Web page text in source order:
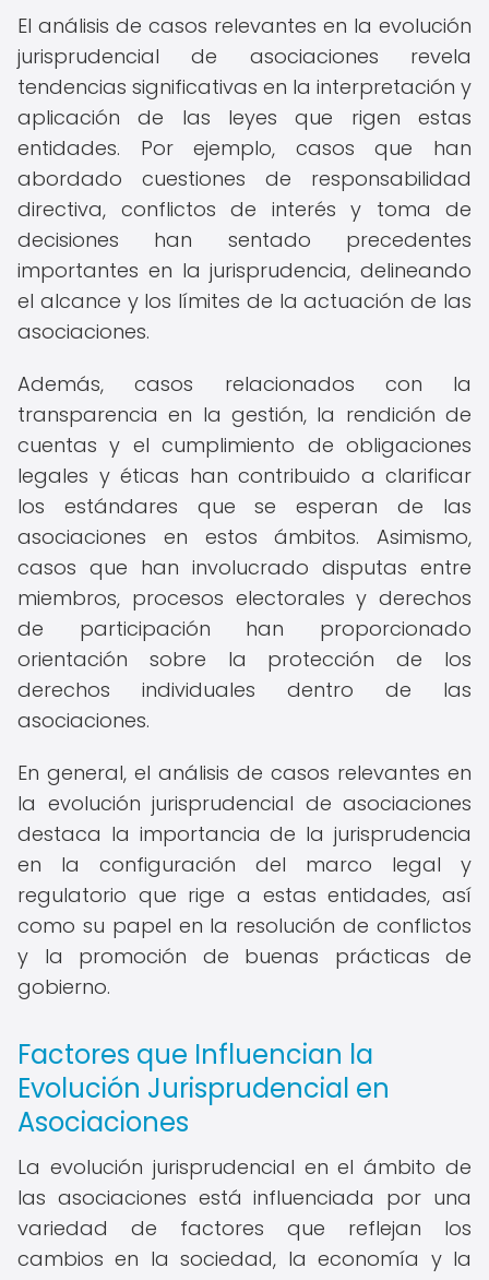
El análisis de casos relevantes en la evolución
jurisprudencial de asociaciones revela
tendencias significativas en la interpretación y
aplicación de las leyes que rigen estas
entidades. Por ejemplo, casos que han
abordado cuestiones de responsabilidad
directiva, conflictos de interés y toma de
decisiones han sentado precedentes
importantes en la jurisprudencia, delineando
el alcance y los límites de la actuación de las
asociaciones.
Además, casos relacionados con la
transparencia en la gestión, la rendición de
cuentas y el cumplimiento de obligaciones
legales y éticas han contribuido a clarificar
los estándares que se esperan de las
asociaciones en estos ámbitos. Asimismo,
casos que han involucrado disputas entre
miembros, procesos electorales y derechos
de participación han proporcionado
orientación sobre la protección de los
derechos individuales dentro de las
asociaciones.
En general, el análisis de casos relevantes en
la evolución jurisprudencial de asociaciones
destaca la importancia de la jurisprudencia
en la configuración del marco legal y
regulatorio que rige a estas entidades, así
como su papel en la resolución de conflictos
y la promoción de buenas prácticas de
gobierno.
Factores que Influencian la
Evolución Jurisprudencial en
Asociaciones
La evolución jurisprudencial en el ámbito de
las asociaciones está influenciada por una
variedad de factores que reflejan los
cambios en la sociedad, la economía y la